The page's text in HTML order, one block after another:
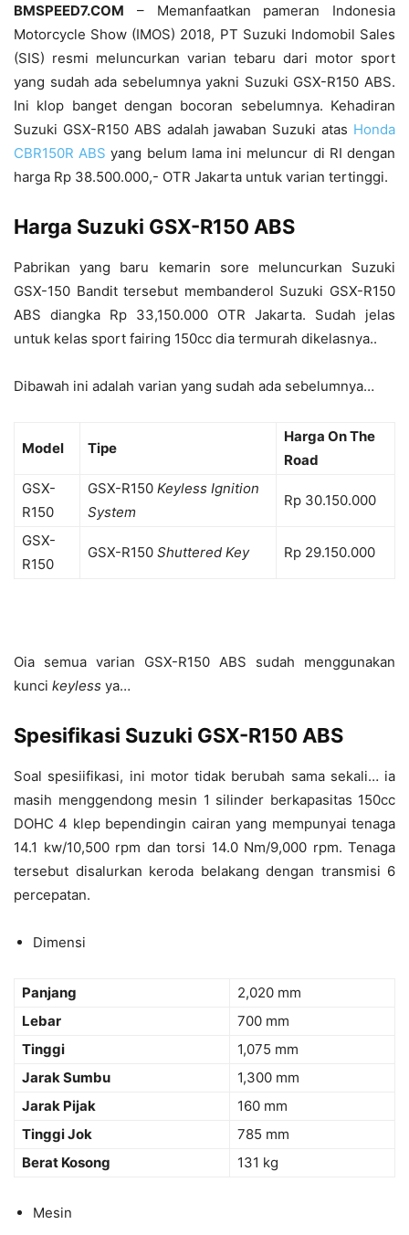
BMSPEED7.COM – Memanfaatkan pameran Indonesia
Motorcycle Show (IMOS) 2018, PT Suzuki Indomobil Sales
(SIS) resmi meluncurkan varian tebaru dari motor sport
yang sudah ada sebelumnya yakni Suzuki GSX-R150 ABS.
Ini klop banget dengan bocoran sebelumnya. Kehadiran
Suzuki GSX-R150 ABS adalah jawaban Suzuki atas Honda
CBR150R ABS yang belum lama ini meluncur di RI dengan
harga Rp 38.500.000,- OTR Jakarta untuk varian tertinggi.
Harga Suzuki GSX-R150 ABS
Pabrikan yang baru kemarin sore meluncurkan Suzuki
GSX-150 Bandit tersebut membanderol Suzuki GSX-R150
ABS diangka Rp 33,150.000 OTR Jakarta. Sudah jelas
untuk kelas sport fairing 150cc dia termurah dikelasnya..
Dibawah ini adalah varian yang sudah ada sebelumnya…
Model Tipe
Harga On The
Road
GSX-
R150
GSX-R150 Keyless Ignition
System
Rp 30.150.000
GSX-
R150
GSX-R150 Shuttered Key Rp 29.150.000
Oia semua varian GSX-R150 ABS sudah menggunakan
kunci keyless ya…
Spesifikasi Suzuki GSX-R150 ABS
Soal spesiifikasi, ini motor tidak berubah sama sekali… ia
masih menggendong mesin 1 silinder berkapasitas 150cc
DOHC 4 klep bependingin cairan yang mempunyai tenaga
14.1 kw/10,500 rpm dan torsi 14.0 Nm/9,000 rpm. Tenaga
tersebut disalurkan keroda belakang dengan transmisi 6
percepatan.
Dimensi
Panjang
2,020 mm
Lebar
700 mm
Tinggi
1,075 mm
Jarak Sumbu
1,300 mm
Jarak Pijak
160 mm
Tinggi Jok
785 mm
Berat Kosong
131 kg
Mesin